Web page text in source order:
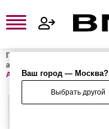
Ваш город — Москва?
Выбрать другой
Главная
аксессуары
ANDIE